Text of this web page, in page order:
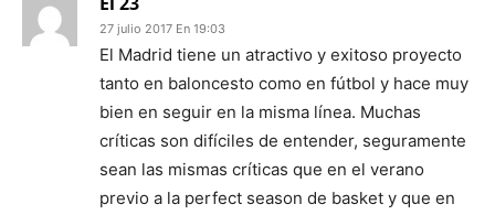
27 julio 2017 En 19:03
El Madrid tiene un atractivo y exitoso proyecto
tanto en baloncesto como en fútbol y hace muy
bien en seguir en la misma línea. Muchas
críticas son difíciles de entender, seguramente
sean las mismas críticas que en el verano
previo a la perfect season de basket y que en